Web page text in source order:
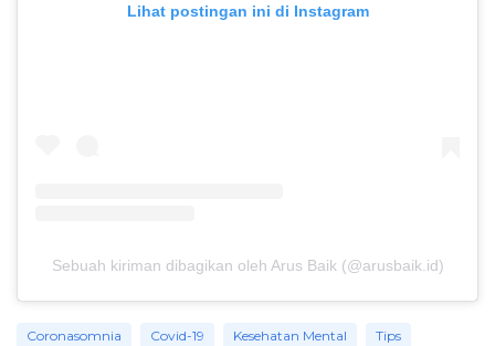
Lihat postingan ini di Instagram
Sebuah kiriman dibagikan oleh Arus Baik (@arusbaik.id)
Coronasomnia Covid-19 Kesehatan Mental Tips